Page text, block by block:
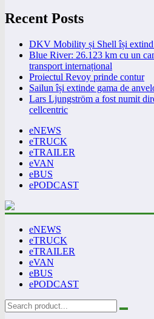
Recent Posts
DKV Mobility și Shell își extind
Blue River: 26.123 km cu un
transport internațional
Proiectul Revoy prinde contur
Sailun își extinde gama de
Lars Ljungström a fost numit
cellcentric
eNEWS
eTRUCK
eTRAILER
eVAN
eBUS
ePODCAST
eNEWS
eTRUCK
eTRAILER
eVAN
eBUS
ePODCAST